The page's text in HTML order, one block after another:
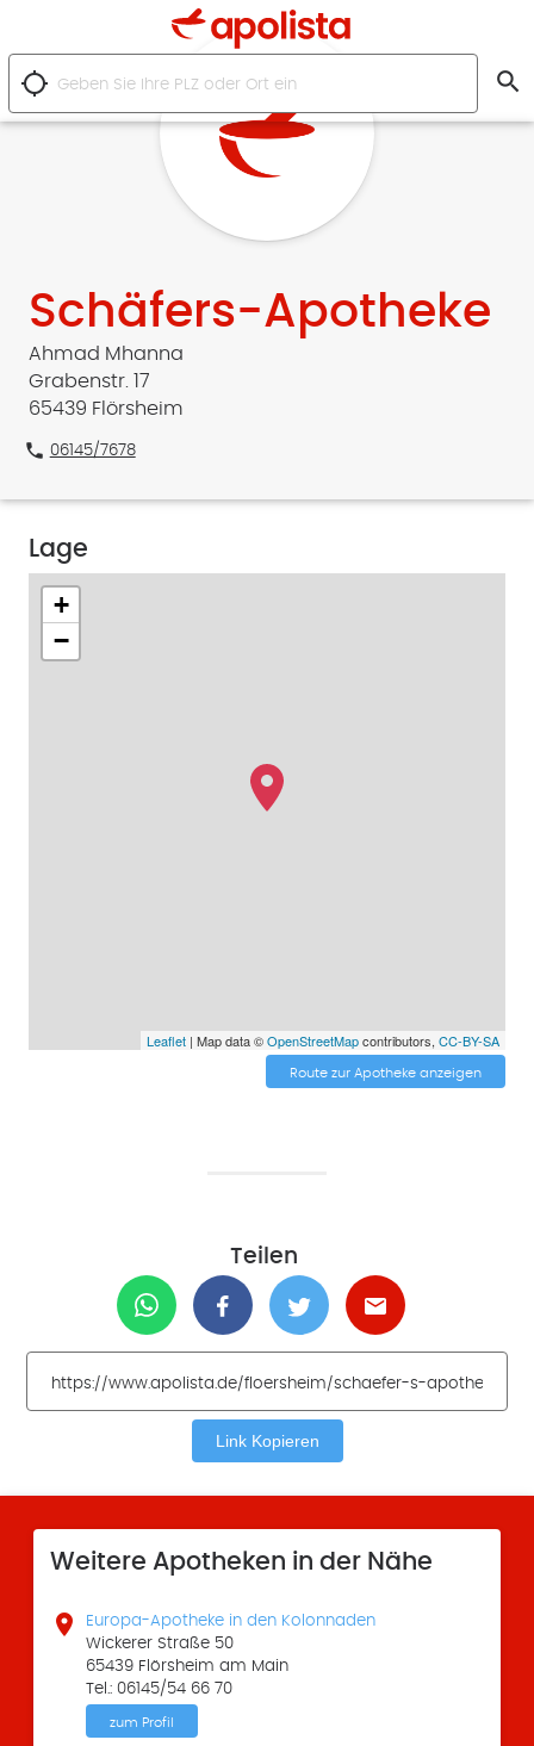
location_searching search
Schäfers-Apotheke
Ahmad Mhanna
Grabenstr. 17
65439 Flörsheim
phone 06145/7678
Lage
+
−
Leaflet| Map data ©OpenStreetMapcontributors, CC-BY-SA
Route zur Apotheke anzeigen
Teilen
Link Kopieren
Weitere Apotheken in der Nähe

Europa-Apotheke in den Kolonnaden
Wickerer Straße 50
65439 Flörsheim am Main
Tel.: 06145/54 66 70
zum Profil